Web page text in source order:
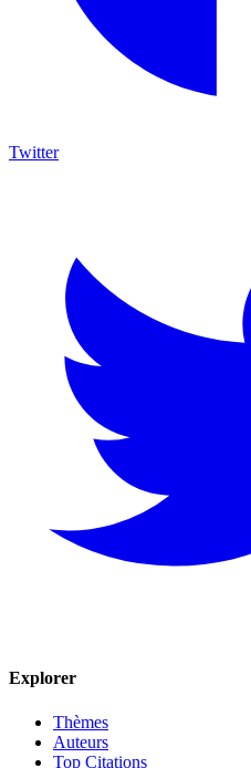
Twitter
Explorer
Thèmes
Auteurs
Top Citations